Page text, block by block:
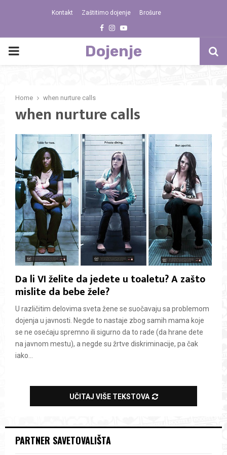
Kontakt Zaštitimo dojenje Brošure
Facebook
Instagram
Youtube
PRIMARY
Dojenje
Home when nurture calls
when nurture calls
Da li VI želite da jedete u toaletu? A zašto
mislite da bebe žele?
U različitim delovima sveta žene se suočavaju sa problemom
dojenja u javnosti. Negde to nastaje zbog samih mama koje
se ne osećaju spremno ili sigurno da to rade (da hrane dete
na javnom mestu), a negde su žrtve diskriminacije, pa čak
iako...
UČITAJ VIŠE TEKSTOVA
PARTNER SAVETOVALIŠTA